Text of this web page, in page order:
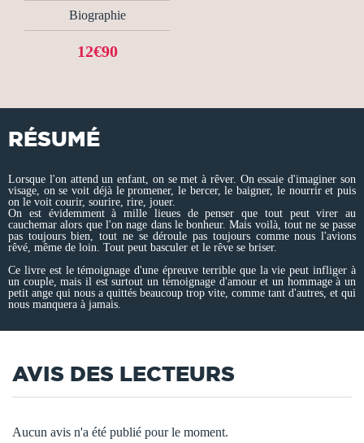
Biographie
12€90
RÉSUMÉ
Lorsque l'on attend un enfant, on se met à rêver. On essaie d'imaginer son
visage, on se voit déjà le promener, le bercer, le baigner, le nourrir et puis
on le voit courir, sourire, rire, jouer.
On est évidemment à mille lieues de penser que tout peut virer au
cauchemar alors que l'on nage dans le bonheur. Mais voilà, tout ne se passe
pas toujours bien, tout ne se déroule pas toujours comme nous l'avions
rêvé, même de loin. Tout peut basculer et le rêve se briser.
Ce livre est le témoignage d'une épreuve terrible que la vie peut infliger à
un couple, mais il est surtout un témoignage d'amour et un hommage à un
petit ange qui nous a quittés beaucoup trop vite, comme tant d'autres, et qui
nous manquera à jamais.
AVIS DES LECTEURS
Aucun avis n'a été publié pour le moment.